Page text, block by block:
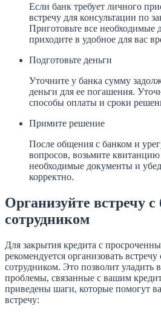
Если банк требует личного
встречу для консультации по
Приготовьте все необходимые
приходите в удобное для вас
Подготовьте деньги
Уточните у банка сумму
деньги для ее погашения.
способы оплаты и сроки
Примите решение
После общения с банком и
вопросов, возьмите
необходимые документы и
корректно.
Организуйте встречу
сотрудником
Для закрытия кредита с
рекомендуется организовать
сотрудником. Это позволит уладить
проблемы, связанные с вашим
приведены шаги, которые помогут
встречу: